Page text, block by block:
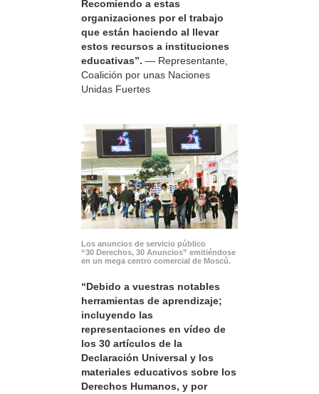
Recomiendo a estas
organizaciones por el trabajo
que están haciendo al llevar
estos recursos a instituciones
educativas”. — Representante,
Coalición por unas Naciones
Unidas Fuertes
Los anuncios de servicio público
“30 Derechos, 30 Anuncios” emitiéndose
en un mega centro comercial de Moscú.
“Debido a vuestras notables
herramientas de aprendizaje;
incluyendo las
representaciones en vídeo de
los 30 artículos de la
Declaración Universal y los
materiales educativos sobre los
Derechos Humanos, y por